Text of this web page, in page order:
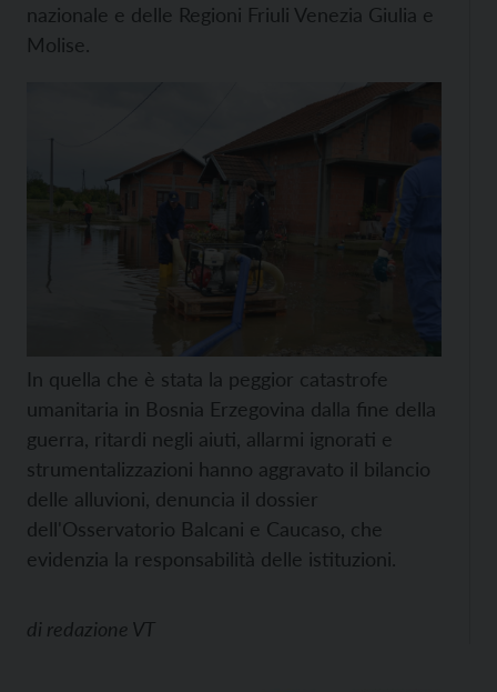
nazionale e delle Regioni Friuli Venezia Giulia e
Molise.
In quella che è stata la peggior catastrofe
umanitaria in Bosnia Erzegovina dalla fine della
guerra, ritardi negli aiuti, allarmi ignorati e
strumentalizzazioni hanno aggravato il bilancio
delle alluvioni, denuncia il dossier
dell'Osservatorio Balcani e Caucaso, che
evidenzia la responsabilità delle istituzioni.
di redazione VT